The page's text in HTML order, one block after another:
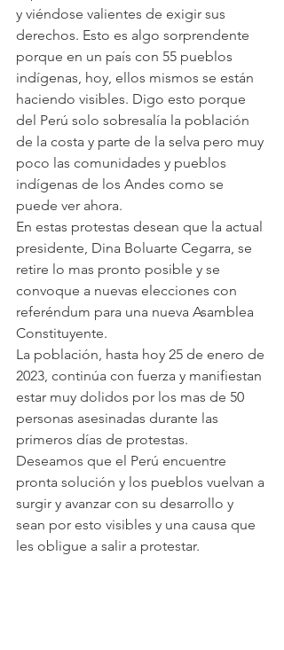
y viéndose valientes de exigir sus
derechos. Esto es algo sorprendente
porque en un país con 55 pueblos
indígenas, hoy, ellos mismos se están
haciendo visibles. Digo esto porque
del Perú solo sobresalía la población
de la costa y parte de la selva pero muy
poco las comunidades y pueblos
indígenas de los Andes como se
puede ver ahora.
En estas protestas desean que la actual
presidente, Dina Boluarte Cegarra, se
retire lo mas pronto posible y se
convoque a nuevas elecciones con
referéndum para una nueva Asamblea
Constituyente.
La población, hasta hoy 25 de enero de
2023, continúa con fuerza y manifiestan
estar muy dolidos por los mas de 50
personas asesinadas durante las
primeros días de protestas.
Deseamos que el Perú encuentre
pronta solución y los pueblos vuelvan a
surgir y avanzar con su desarrollo y
sean por esto visibles y una causa que
les obligue a salir a protestar.